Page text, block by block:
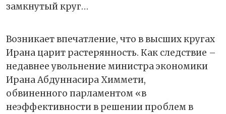
замкнутый круг…
Возникает впечатление, что в высших кругах
Ирана царит растерянность. Как следствие –
недавнее увольнение министра экономики
Ирана Абдуннасира Химмети,
обвиненного парламентом «в
неэффективности в решении проблем в